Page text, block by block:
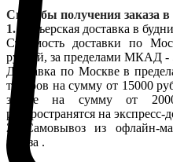
Способы получения заказа
1.Курьерская доставка в
Стоимость доставки по
рублей, за пределами МКАД -
Доставка по Москве в
товаров на сумму от 15000
заказе на сумму от
распространятся на экспресс-
2.
Самовывоз из офлайн-
заказа .